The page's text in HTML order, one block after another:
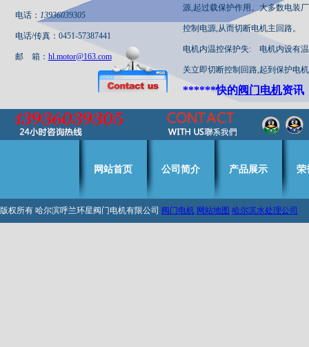
电话： 13936039305
电话/传真：0451-57387441
邮 箱： hl.motor@163.com
源,起过载保护作用。大多数电装
控制电源,从而切断电机主回路。
电机内温控保护失: 电机内设有
关立即切断控制回路,起到保护电
******快的阀门电机资讯
网站首页 公司简介 产品展示 荣
版权所有 哈尔滨呼兰环星阀门电机有限公司 阀门电机 网站地图 哈尔滨水处理公司